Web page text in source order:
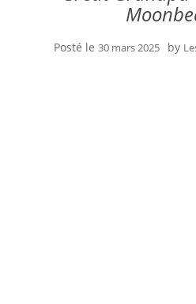
Posté le 30 mars 2025 by